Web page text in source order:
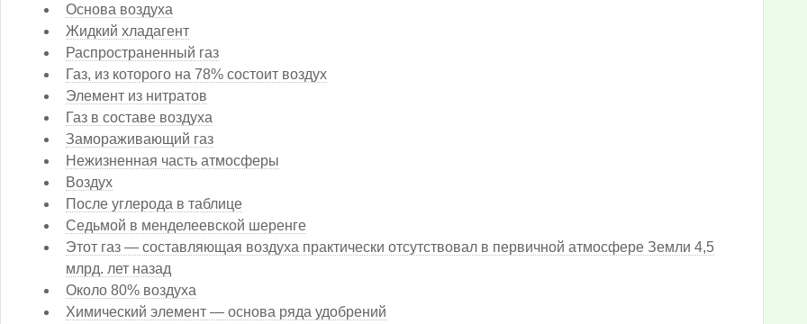
Основа воздуха
Жидкий хладагент
Распространенный газ
Газ, из которого на 78% состоит воздух
Элемент из нитратов
Газ в составе воздуха
Замораживающий газ
Нежизненная часть атмосферы
Воздух
После углерода в таблице
Седьмой в менделеевской шеренге
Этот газ — составляющая воздуха практически отсутствовал в первичной атмосфере Земли 4,5
млрд. лет назад
Около 80% воздуха
Химический элемент — основа ряда удобрений